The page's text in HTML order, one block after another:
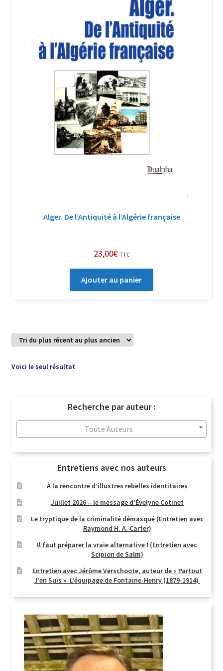
Nous Contacter
Politique de confidentialité et cookies
Qui sommes-nous ?
Soutien à Philippe Randa
Suivi de la Commande
Alger. De l’Antiquité à l’Algérie française
23,00€ TTC
Ajouter au panier
Voici le seul résultat
Recherche par auteur :
Toute Auteurs
Entretiens avec nos auteurs
À la rencontre d’illustres rebelles identitaires
Juillet 2026 – le message d’Évelyne Cotinet
Le tryptique de la criminalité démasqué (Entretien avec
Raymond H. A. Carter)
Il faut préparer la vraie alternative ! (Entretien avec
Scipion de Salm)
Entretien avec Jérôme Verschoote, auteur de « Partout
J’en Suis ». L’équipage de Fontaine-Henry (1879-1914)